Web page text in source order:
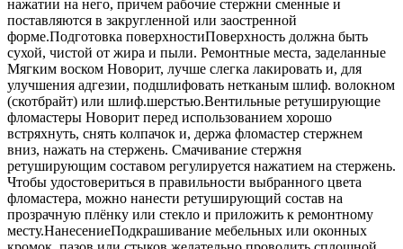
нажатии на него, причем рабочие стержни сменные и
поставляются в закругленной или заостренной
форме.Подготовка поверхностиПоверхность должна быть
сухой, чистой от жира и пыли. Ремонтные места, заделанные
Мягким воском Новорит, лучше слегка лакировать и, для
улучшения адгезии, подшлифовать нетканым шлиф. волокном
(скотбрайт) или шлиф.шерстью.Вентильные ретуширующие
фломастеры Новорит перед использованием хорошо
встряхнуть, снять колпачок и, держа фломастер стержнем
вниз, нажать на стержень. Смачивание стержня
ретуширующим составом регулируется нажатием на стержень.
Чтобы удостовериться в правильности выбранного цвета
фломастера, можно нанести ретуширующий состав на
прозрачную плёнку или стекло и приложить к ремонтному
месту.НанесениеПодкрашивание мебельных или оконных